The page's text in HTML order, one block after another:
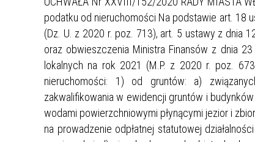
ARP_POŻYCZKA ANTYINFLACYJNA
GRUNTOWEJ, STANOWIĄCEJ
WŁASNOŚĆ SKARBU PAŃSTWA,
POŁOŻONEJ WE WŁOCŁAWKU PRZY UL.
DUNINOWSKIEJ, OZNACZONEJ JAKO
DZIAŁKA EWIDENCYJNA NR 26/2
(WŁOCŁAWEK KM 93) O POW. 0,0835
HA.
podatku od nieruchomości Na podstawie art. 18
(Dz. U. z 2020 r. poz. 713), art. 5 ustawy z dnia
oraz obwieszczenia Ministra Finansów z dnia
lokalnych na rok 2021 (M.P. z 2020 r. poz.
nieruchomości: 1) od gruntów: a)
zakwalifikowania w ewidencji gruntów i
wodami powierzchniowymi płynącymi jezior i
na prowadzenie odpłatnej statutowej